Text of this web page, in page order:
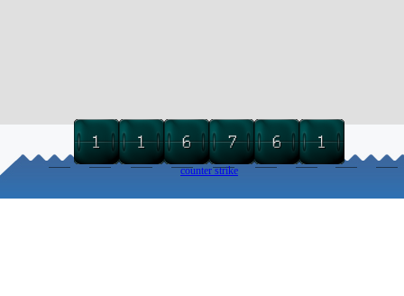
counter strike